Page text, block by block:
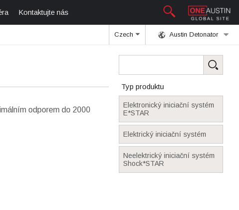
Kontaktujte nás
Austin Detonator
Czech
Typ produktu
Elektronický iniciační systém
E*STAR
Elektrický iniciační systém
Neelektrický iniciační systém
Shock*STAR
odporem do 2000